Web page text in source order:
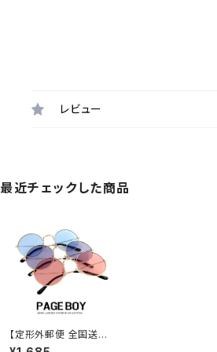
レビュー
最近チェックした商品
【定形外郵便 全国送料
無料】 サングラス ライト